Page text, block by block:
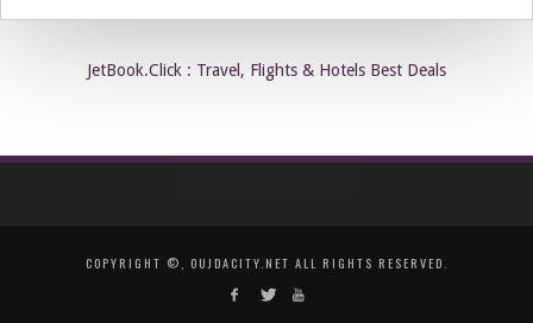
JetBook.Click : Travel, Flights & Hotels Best Deals
COPYRIGHT ©, OUJDACITY.NET ALL RIGHTS RESERVED.